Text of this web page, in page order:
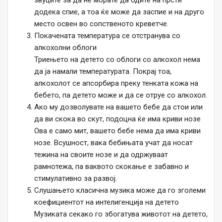
додека спие, а тоа ќе може да заспие и на друго
место освен во сопственото креветче.
Покачената температура се отстранува со
алкохолни облоги
Триењето на детето со облоги со алкохол нема
да ја намали температурата. Покрај тоа,
алкохолот се апсорбира преку тенката кожа на
бебето, па детето може и да се отруе со алкохол.
Ако му дозволувате на вашето бебе да стои или
да ви скока во скут, подоцна ќе има криви нозе
Ова е само мит, вашето бебе нема да има криви
нозе. Всушност, вака бебињата учат да носат
тежина на своите нозе и да одржуваат
рамнотежа, па ваквото скокање е забавно и
стимулативно за развој.
Слушањето класична музика може да го зголеми
коефициентот на интелигенција на детето
Музиката секако го збогатува животот на детето,